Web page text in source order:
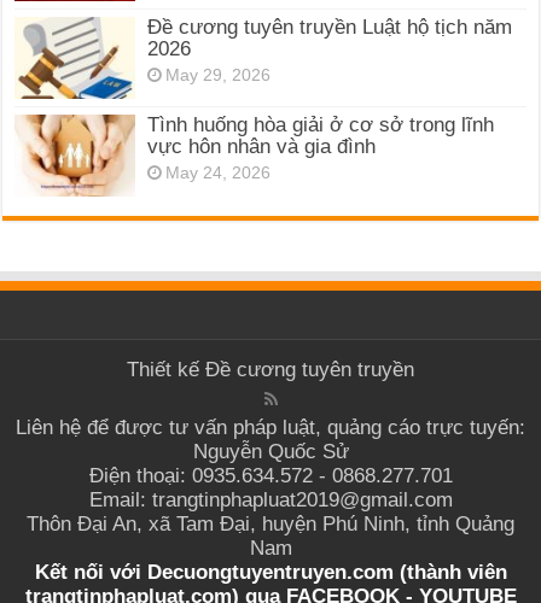
Đề cương tuyên truyền Luật hộ tịch năm
2026
May 29, 2026
Tình huống hòa giải ở cơ sở trong lĩnh
vực hôn nhân và gia đình
May 24, 2026
Thiết kế Đề cương tuyên truyền
Liên hệ để được tư vấn pháp luật, quảng cáo trực tuyến:
Nguyễn Quốc Sử
Điện thoại: 0935.634.572 - 0868.277.701
Email: trangtinphapluat2019@gmail.com
Thôn Đại An, xã Tam Đại, huyện Phú Ninh, tỉnh Quảng
Nam
Kết nối với Decuongtuyentruyen.com (thành viên
trangtinphapluat.com) quaFACEBOOK- YOUTUBE